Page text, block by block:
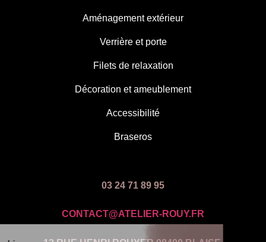
Aménagement extérieur
Verrière et porte
Filets de relaxation
Décoration et ameublement
Accessibilité
Braseros
03 24 71 89 95
CONTACT@ATELIER-ROUY.FR